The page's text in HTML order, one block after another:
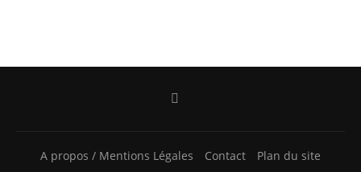
A propos / Mentions Légales Contact Plan du site